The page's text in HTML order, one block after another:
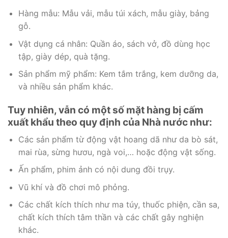
Hàng mẫu: Mẫu vải, mẫu túi xách, mẫu giày, bảng
gỗ.
Vật dụng cá nhân: Quần áo, sách vở, đồ dùng học
tập, giày dép, quà tặng.
Sản phẩm mỹ phẩm: Kem tắm trắng, kem dưỡng da,
và nhiều sản phẩm khác.
Tuy nhiên, vẫn có một số mặt hàng bị cấm
xuất khẩu theo quy định của Nhà nước như:
Các sản phẩm từ động vật hoang dã như da bò sát,
mai rùa, sừng hươu, ngà voi,… hoặc động vật sống.
Ấn phẩm, phim ảnh có nội dung đồi trụy.
Vũ khí và đồ chơi mô phỏng.
Các chất kích thích như ma túy, thuốc phiện, cần sa,
chất kích thích tâm thần và các chất gây nghiện
khác.